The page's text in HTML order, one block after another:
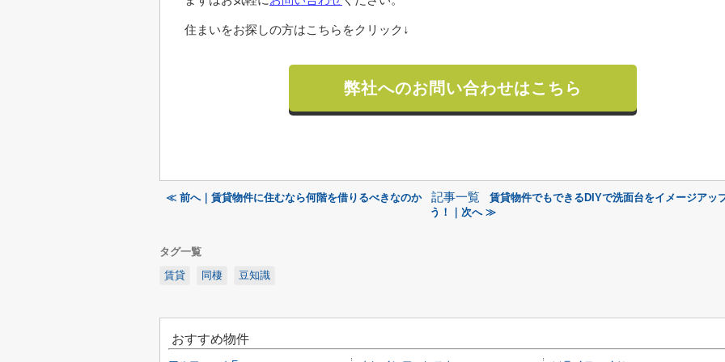
住まいをお探しの方はこちらをクリック↓
弊社へのお問い合わせはこちら
≪ 前へ｜賃貸物件に住むなら何階を借りるべきなのか 記事一覧
賃貸物件でもできるDIYで洗面台をイメージアッ
う！｜次へ ≫
タグ一覧
賃貸
同棲 豆知識
おすすめ物件